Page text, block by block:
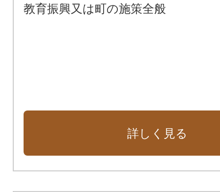
教育振興又は町の施策全般
詳しく見る